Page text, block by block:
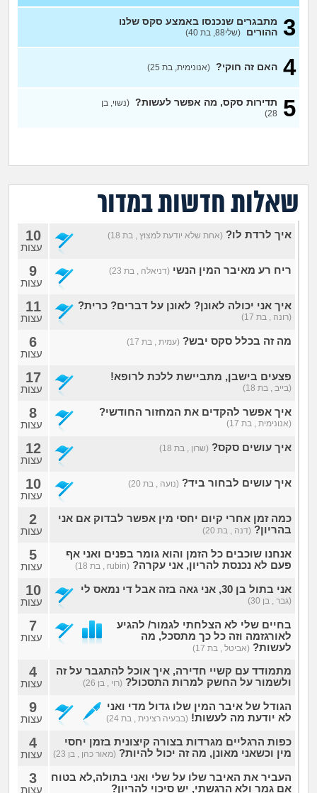
לימודים וסטודנטים
מה שעובר עליי
שומרים על הגוף
פיננסי וכלכלה
בין הסדינים
חיות מחמד
גאווה
3 מתבגרים שנכנסו באמצע סקס שלנו
ההורים (שלי88, בת 40)
4 האם זה חוקי? (אנונימית, בת 25)
5 תדירות סקס, מה אפשר לעשות? (נשוי, בן
28)
שאלות חדשות במדור
איך לרדת לו? (אחת שלא יודעת למצוץ , בת 18) 10
עצות
ריח רע מאיבר המין הנשי (דניאלה , בת 23) 9
עצות
איך אני יכולה לאונן? לאונן על דברים? כרית?
(רונה , בת 17)
11
עצות
מה זה בכלל סקס יבש? (עמית , בת 17) 6
עצות
פצעים בישבן, מתביישת ללכת לרופא!
(בייב , בת 18)
17
עצות
איך אפשר להקדים את המחזור החודשי?
(אנונימית , בת 17)
8
עצות
איך עושים סקס? (שרון , בת 18) 12
עצות
איך עושים לבחור ביד? (נועה , בת 20) 10
עצות
כמה זמן אחרי קיום יחסי מין אפשר לבדוק אם אני
בהריון? (דנה , בת 20)
2
עצות
אנחנו שוכבים כל הזמן והוא גומר בפנים ואני אף
פעם לא נכנסת להריון, אני עקרה? (rubin , בת 18)
5
עצות
אני בתול בן 30, אני גאה בזה אבל די נמאס לי
(גבר , בן 30)
10
עצות
בחיים שלי לא הצלחתי לגמור/ להגיע
לאורגזמה וזה כל כך מתסכל, מה
לעשות? (אביטל , בת 17)
7
עצות
מתמודד עם קשיי חדירה, איך אוכל להתגבר על זה
ולשמור על החשק למרות התסכול? (רוי , בן 26)
4
עצות
הגודל של איבר המין שלו גדול מדי ואני
לא יודעת מה לעשות! (בבעיה רצינית , בת 24)
9
עצות
כפות הרגליים מגרדות בצורה קיצונית בזמן יחסי
מין וכשאני מאונן, מה זה יכול להיות? (מאור כהן , בן 23)
4
עצות
העביר את האיבר שלו על שלי ואני בתולה,לא בטוח
אם גמר ולא הרגשתי, יש סיכוי להריון?
3
עצות